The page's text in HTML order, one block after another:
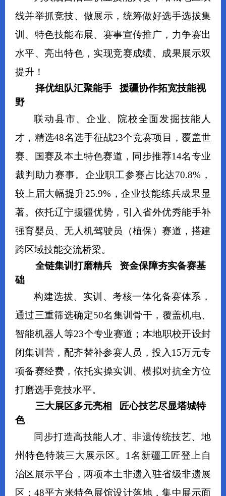
线并举抓竞技、做展示，统筹做好选手选拔集
训、特色技能布展、赛事宣传推广，力争赛出
水平、亮出特色，实现竞赛成绩、成果展示双
提升！
择优组队汇聚能手 援疆协作拓宽技能视
野
联动县市、企业、院校全面发掘技能人
才，精选48名选手征战23个竞赛项目，覆盖世
赛、国赛及本土特色赛道，同步推荐14名专业
裁判助力赛事。企业职工参赛占比达70.8%，
较上届大幅提升25.9%，企业技能练兵成果显
著。依托辽宁援疆优势，引入省外优秀能手补
强育婴员、无人机驾驶员（植保）赛道 ，搭建
跨区域技能交流桥梁。
全链集训打磨精兵 资金保障夯实备赛基
础
构建选拔、实训、考核一体化备赛体系，
通过三重筛选确定50名集训骨干，覆盖机电、
智能机器人 等23个专业赛道；本地职校开设封
闭集训营，配齐替补参赛人员，投入15万元专
项备赛经费，依托实操实训、模拟对抗全方位
打磨选手竞技水平。
三大展区多元亮相 匠心技艺尽显塔城特
色
同步打造高技能人才、非遗传统技艺、地
州特色特装三大展示区。1名新疆工匠登上自
治区展示平台，两项本土非遗入驻省级非遗展
区；48平方米特色展馆设计落地，集中展示面